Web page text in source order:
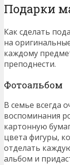
Подарки
Как сделать
на
каждому
преподнести.
Фотоальбом
В семье всегда
воспоминания
картонную
цвета фигуры,
отделать
альбом и